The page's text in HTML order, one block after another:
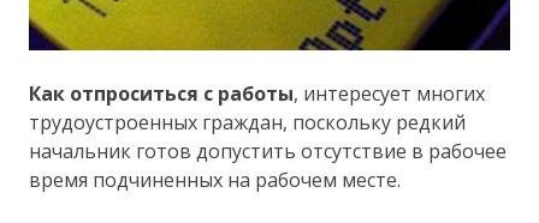
Как отпроситься с работы, интересует многих
трудоустроенных граждан, поскольку редкий
начальник готов допустить отсутствие в рабочее
время подчиненных на рабочем месте.